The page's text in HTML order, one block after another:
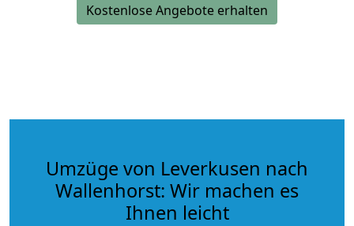
Kostenlose Angebote erhalten
Umzüge von Leverkusen nach
Wallenhorst: Wir machen es
Ihnen leicht